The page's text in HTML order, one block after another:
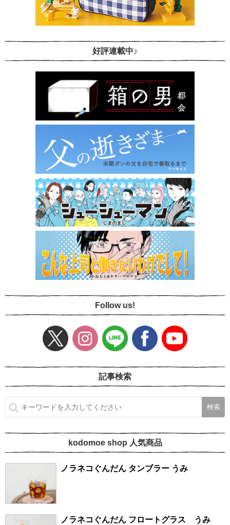
好評連載中♪
Follow us!
記事検索
kodomoe shop 人気商品
ノラネコぐんだん タンブラー うみ
ノラネコぐんだん フロートグラス うみ